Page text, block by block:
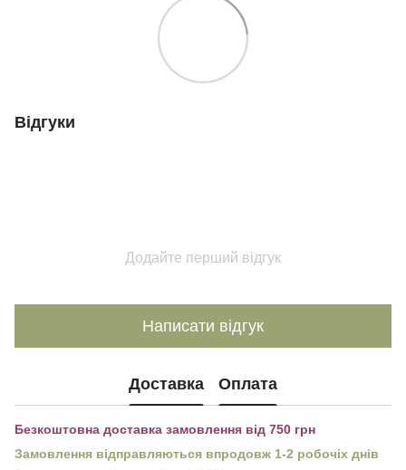
Відгуки
Додайте перший відгук
Написати відгук
Доставка Оплата
Безкоштовна доставка замовлення від 750 грн
Замовлення відправляються впродовж 1-2 робочіх днів